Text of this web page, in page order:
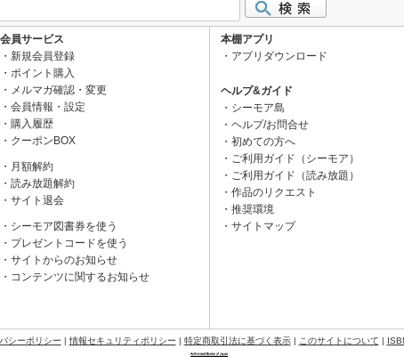
会員サービス
新規会員登録
ポイント購入
メルマガ確認・変更
会員情報・設定
購入履歴
クーポンBOX
月額解約
読み放題解約
サイト退会
シーモア図書券を使う
プレゼントコードを使う
サイトからのお知らせ
コンテンツに関するお知らせ
本棚アプリ
アプリダウンロード
ヘルプ&ガイド
シーモア島
ヘルプ/お問合せ
初めての方へ
ご利用ガイド（シーモア）
ご利用ガイド（読み放題）
作品のリクエスト
推奨環境
サイトマップ
シーポリシー | 情報セキュリティポリシー | 特定商取引法に基づく表示| このサイトについて |